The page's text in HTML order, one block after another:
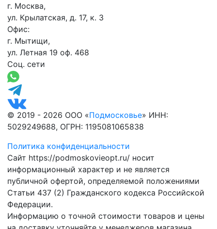
г. Москва,
ул. Крылатская, д. 17, к. 3
Офис:
г. Мытищи,
ул. Летная 19 оф. 468
Соц. сети
© 2019 - 2026 ООО «Подмосковье» ИНН:
5029249688, ОГРН: 1195081065838
Политика конфиденциальности
Сайт https://podmoskovieopt.ru/ носит
информационный характер и не является
публичной офертой, определяемой положениями
Статьи 437 (2) Гражданского кодекса Российской
Федерации.
Информацию о точной стоимости товаров и цены